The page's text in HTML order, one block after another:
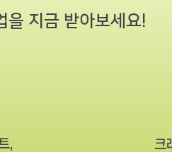
을 지금 받아보세요!
,
크